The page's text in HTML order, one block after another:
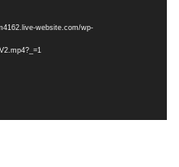
website.com/wp-